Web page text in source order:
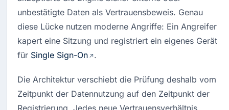
unbestätigte Daten als Vertrauensbeweis. Genau
diese Lücke nutzen moderne Angriffe: Ein Angreifer
kapert eine Sitzung und registriert ein eigenes Gerät
für Single Sign-On .
Die Architektur verschiebt die Prüfung deshalb vom
Zeitpunkt der Datennutzung auf den Zeitpunkt der